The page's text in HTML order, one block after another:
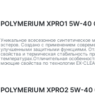
POLYMERIUM XPRO1 5W-40
Уникальное всесезонное синтетическое
эстеров. Создано с применением
улучшенными защитными функциями.
свойства и термическая стабильность
температурах.Отличительная
моющие свойства по технологии EX-
POLYMERIUM XPRO2 5W-40